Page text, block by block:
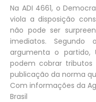
Na ADI 4661, o
viola a disposição
não pode ser
imediatos. Segundo
argumenta o partido,
podem cobrar tributos
publicação da norma
Com informações da
Brasil